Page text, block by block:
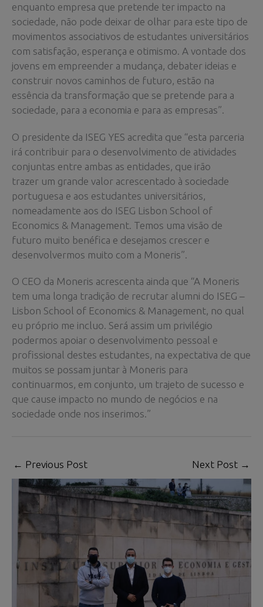
enquanto empresa que pretende ter impacto na
sociedade, não pode deixar de olhar para este tipo de
movimentos associativos de estudantes universitários
com satisfação, esperança e otimismo. A vontade dos
jovens em empreender a mudança, debater ideias e
construir novos caminhos de futuro, estão na
essência da transformação que se pretende para a
sociedade, para a economia e para as empresas”.
O presidente da ISEG YES acredita que “esta parceria
irá contribuir para o desenvolvimento de atividades
conjuntas entre ambas as entidades, que irão
trazer um grande valor acrescentado à sociedade
portuguesa e aos estudantes universitários,
nomeadamente aos do ISEG Lisbon School of
Economics & Management. Temos uma visão de
futuro muito benéfica e desejamos crescer e
desenvolvermos muito com a Moneris”.
O CEO da Moneris acrescenta ainda que “A Moneris
tem uma longa tradição de recrutar alumni do ISEG –
Lisbon School of Economics & Management, no qual
eu próprio me incluo. Será assim um privilégio
podermos apoiar o desenvolvimento pessoal e
profissional destes estudantes, na expectativa de que
muitos se possam juntar à Moneris para
continuarmos, em conjunto, um trajeto de sucesso e
que cause impacto no mundo de negócios e na
sociedade onde nos inserimos.”
← Previous Post Next Post →